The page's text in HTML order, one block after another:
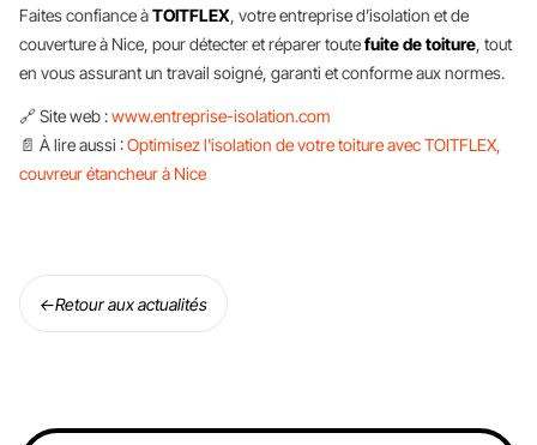
Faites confiance àTOITFLEX, votre entreprise d’isolation et de
couverture à Nice, pour détecter et réparer toutefuite de toiture, tout
en vous assurant un travail soigné, garanti et conforme aux normes.
🔗 Site web :www.entreprise-isolation.com
📄 À lire aussi :Optimisez l'isolation de votre toiture avec TOITFLEX,
couvreur étancheur à Nice
←Retour aux actualités